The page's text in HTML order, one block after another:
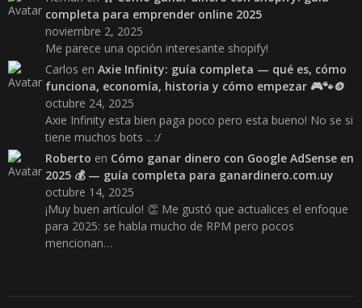
completa para emprender online 2025
noviembre 2, 2025
Me parece una opción interesante shopify!
Carlos en Axie Infinity: guía completa — qué es, cómo
funciona, economía, historia y cómo empezar 🎮🐾🪙
octubre 24, 2025
Axie Infinity esta bien paga poco pero esta bueno! No se si
tiene muchos bots .. :/
Roberto en Cómo ganar dinero con Google AdSense en
2025 💰 — guía completa para ganardinero.com.uy
octubre 14, 2025
¡Muy buen artículo! 👏 Me gustó que actualices el enfoque
para 2025: se habla mucho de RPM pero pocos
mencionan…